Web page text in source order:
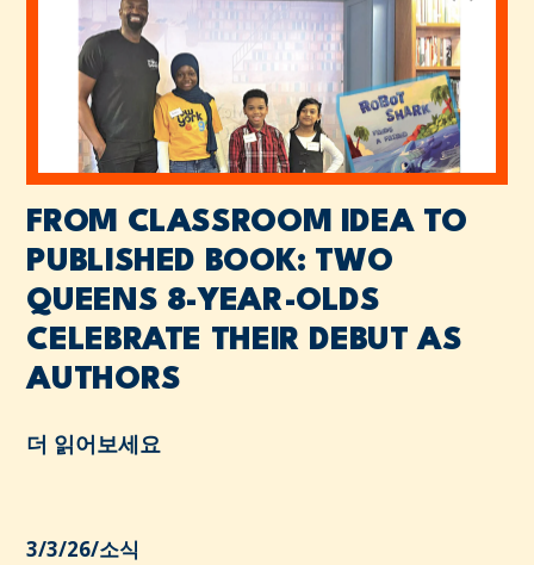
FROM CLASSROOM IDEA TO
PUBLISHED BOOK: TWO
QUEENS 8-YEAR-OLDS
CELEBRATE THEIR DEBUT AS
AUTHORS
더 읽어보세요
3/3/26/소식